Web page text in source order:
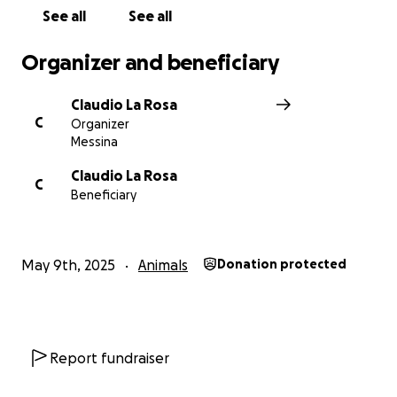
See all See all
Organizer and beneficiary
C
Claudio La Rosa
Organizer
Messina
C
Claudio La Rosa
Beneficiary
May 9th, 2025 Animals Donation protected
Report fundraiser